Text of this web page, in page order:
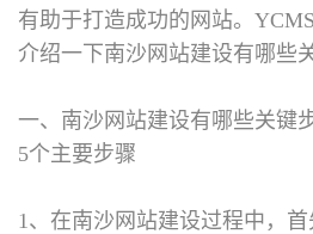
有助于打造成功的网站。
介绍一下南沙网站建设有哪些
一、南沙网站建设有哪些关键
5个主要步骤
1、在南沙网站建设过程中，